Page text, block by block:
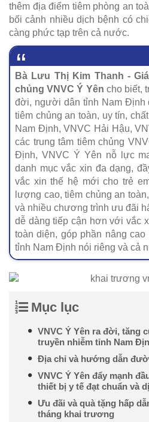
thêm địa điểm tiêm phòng an
bối cảnh nhiều dịch bệnh có
càng phức tạp trên cả nước.
Bà Lưu Thị Kim Thanh -
chủng VNVC Ý Yên cho biết,
đời, người dân tỉnh Nam Định
tiêm chủng an toàn, uy tín,
Nam Định, VNVC Hải Hậu,
các trung tâm tiêm chủng
Định, VNVC Ý Yên nỗ lực
danh mục vắc xin đa dạng,
vắc xin thế hệ mới cho trẻ
lượng cao, tiêm chủng an
và nhiều chương trình ưu đãi
dễ dàng tiếp cận hơn với vắc
toàn diện, góp phần nâng
tỉnh Nam Định nói riêng và cả
Mục lục
VNVC Ý Yên ra đời, tăng
truyền nhiễm tỉnh Nam
Địa chỉ và hướng dẫn
VNVC Ý Yên đẩy mạnh
thiết bị y tế đạt chuẩn và
Ưu đãi và quà tặng hấp
tháng khai trương